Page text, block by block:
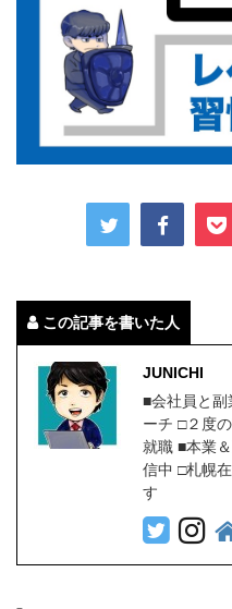
この記事を書いた人
JUNICHI
■会社員と副
ーチ □２度
就職 ■本業
信中 □札幌
す